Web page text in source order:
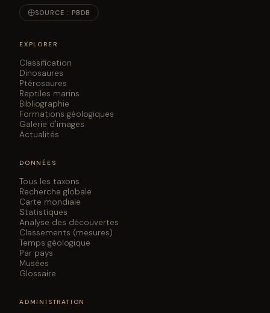
SOURCE : PBDB
EXPLORER
Classification
Dinosaures
Ptérosaures
Reptiles marins
Bibliographie
Formations géologiques
Galerie d'images
Actualités
DONNÉES
Tous les taxons
Recherche globale
Carte mondiale
Statistiques
Analyse des découvertes
Classements (mesures)
Temps géologique
Par pays
Musées
Glossaire
ADMINISTRATION